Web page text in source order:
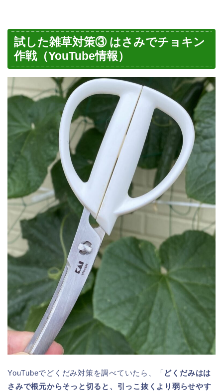
試した雑草対策③ はさみでチョキン
作戦（YouTube情報）
YouTubeでどくだみ対策を調べていたら、「どくだみはは
さみで根元からそっと切ると、引っこ抜くより弱らせやす